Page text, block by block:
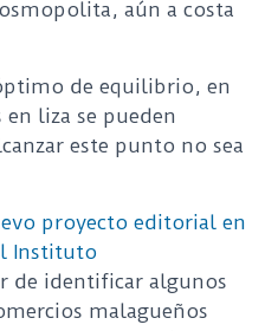
aún a costa
de equilibrio, en
liza se pueden
este punto no sea
proyecto editorial en
Instituto
de identificar algunos
malagueños